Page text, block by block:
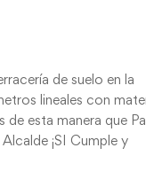
de suelo en la
lineales con
esta manera que
¡SI Cumple y